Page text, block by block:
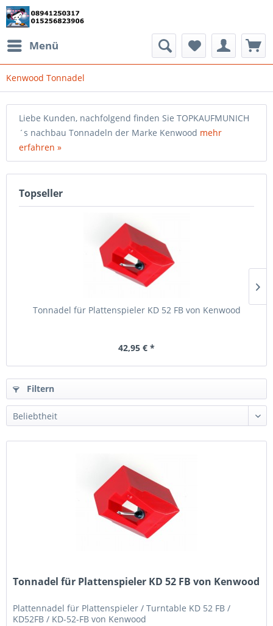
Menü
Kenwood Tonnadel
Liebe Kunden, nachfolgend finden Sie TOPKAUFMUNICH
´s nachbau Tonnadeln der Marke Kenwood mehr
erfahren »
Topseller
Tonnadel für Plattenspieler KD 52 FB von Kenwood
42,95 € *
Filtern
Tonnadel für Plattenspieler KD 52 FB von Kenwood
Plattennadel für Plattenspieler / Turntable KD 52 FB /
KD52FB / KD-52-FB von Kenwood